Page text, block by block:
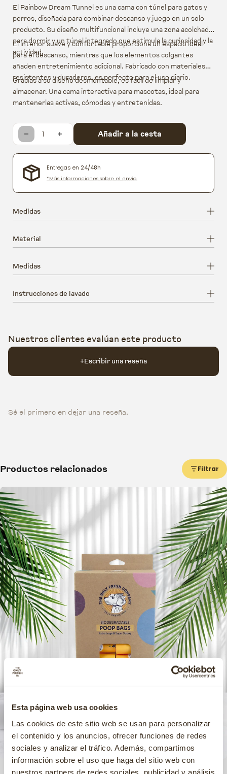
Esta página web usa cookies
Las cookies de este sitio web se usan para personalizar
el contenido y los anuncios, ofrecer funciones de redes
sociales y analizar el tráfico. Además, compartimos
información sobre el uso que haga del sitio web con
nuestros partners de redes sociales, publicidad y análisis
El Rainbow Dream Tunnel es una cama con túnel para gatos y
perros, diseñada para combinar descanso y juego en un solo
producto. Su diseño multifuncional incluye una zona acolchada
para dormir y un túnel integrado que estimula la curiosidad y la
actividad.
El interior suave y confortable proporciona un espacio ideal
para el descanso, mientras que los elementos colgantes
añaden entretenimiento adicional. Fabricado con materiales
resistentes y duraderos, es perfecto para el uso diario.
Gracias a su diseño desmontable, es fácil de limpiar y
almacenar. Una cama interactiva para mascotas, ideal para
mantenerlas activas, cómodas y entretenidas.
Reducir cantidad para
Aumentar cantidad para
Añadir a la cesta
Entregas en 24/48h
*Más informaciones sobre el envío.
Medidas
Material
Medidas
Instrucciones de lavado
Nuestros clientes evalúan este producto
+Escribir una reseña
Sé el primero en dejar una reseña.
Productos relacionados Filtrar
Biodegradable Poop Bags
Bolsas biodegradables sin perfume desde